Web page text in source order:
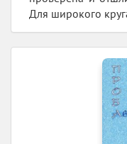
Для широкого